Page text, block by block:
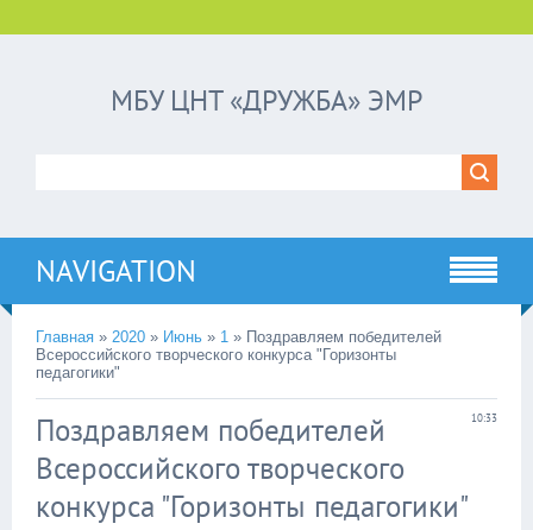
МБУ ЦНТ «ДРУЖБА» ЭМР
NAVIGATION
Главная » 2020 » Июнь » 1 » Поздравляем победителей
Всероссийского творческого конкурса "Горизонты
педагогики"
10:33
Поздравляем победителей
Всероссийского творческого
конкурса "Горизонты педагогики"